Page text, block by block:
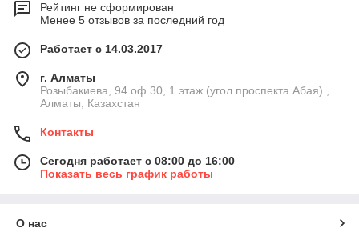
Рейтинг не сформирован
Менее 5 отзывов за последний год
Работает с 14.03.2017
г. Алматы
Розыбакиева, 94 оф.30, 1 этаж (угол проспекта Абая) ,
Алматы, Казахстан
Контакты
Сегодня работает с 08:00 до 16:00
Показать весь график работы
О нас